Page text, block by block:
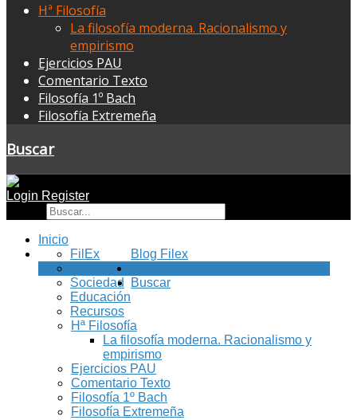
Hª Filosofía
La filosofía moderna. Racionalismo y
empirismo
Ejercicios PAU
Comentario Texto
Filosofía 1º Bach
Filosofía Extremeña
Buscar
Login Register
Inicio
Blog Filex
FilEx
Filosofía
Sociedad
Educación
Recursos
Hª Filosofía
La filosofía moderna. Racionalismo y
empirismo
Ejercicios PAU
Comentario Texto
Filosofía 1º Bach
Filosofía Extremeña
Buscar